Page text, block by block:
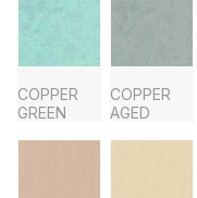
COPPER
GREEN
COPPER
AGED